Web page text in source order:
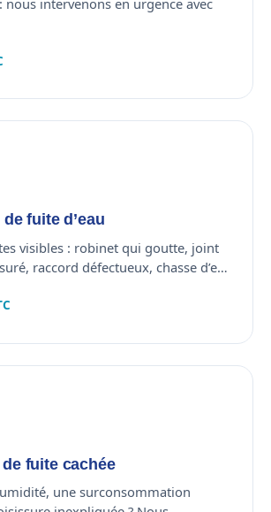
fuite d’eau
visibles : robinet qui goutte, joint
raccord défectueux, chasse d’e…
fuite cachée
une surconsommation